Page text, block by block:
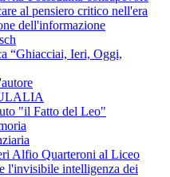
al pensiero critico nell'era
dell'informazione
“Ghiacciai, Ieri, Oggi,
"il Fatto del Leo"
Alfio Quarteroni al Liceo
l'invisibile intelligenza dei